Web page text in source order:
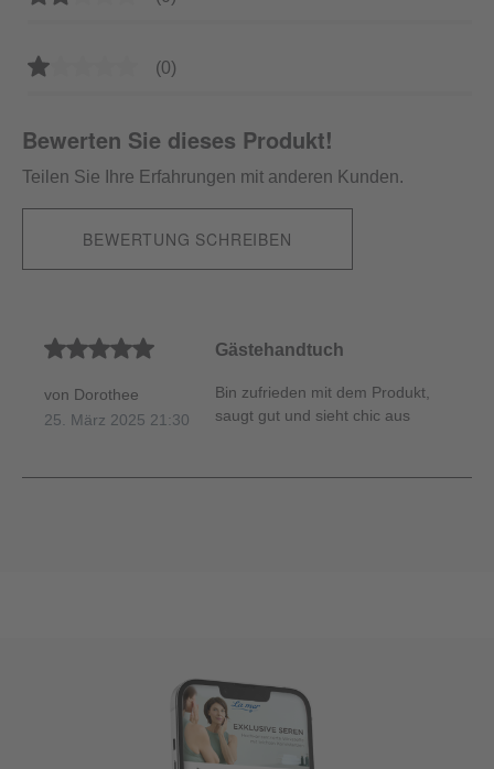
Durchschnittliche Bewertung von 1 von 5 Sternen
(0)
Bewerten Sie dieses Produkt!
Teilen Sie Ihre Erfahrungen mit anderen Kunden.
BEWERTUNG SCHREIBEN
Durchschnittliche Bewertung von 5 von 5 Sternen
von Dorothee
25. März 2025 21:30
Gästehandtuch
Bin zufrieden mit dem Produkt,
saugt gut und sieht chic aus